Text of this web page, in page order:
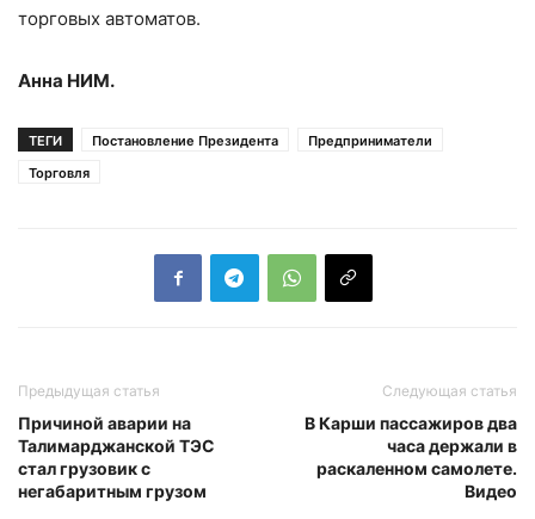
торговых автоматов.
Анна НИМ.
ТЕГИ Постановление Президента
Предприниматели
Торговля
Предыдущая статья
Причиной аварии на
Талимарджанской ТЭС
стал грузовик с
негабаритным грузом
Следующая статья
В Карши пассажиров два
часа держали в
раскаленном самолете.
Видео